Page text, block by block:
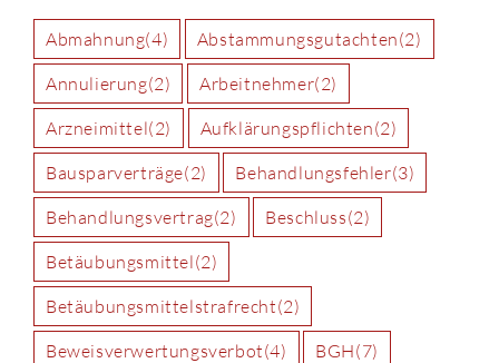
Abmahnung(4) Abstammungsgutachten(2)
Annulierung(2) Arbeitnehmer(2)
Arzneimittel(2) Aufklärungspflichten(2)
Bausparverträge(2) Behandlungsfehler(3)
Behandlungsvertrag(2) Beschluss(2)
Betäubungsmittel(2)
Betäubungsmittelstrafrecht(2)
Beweisverwertungsverbot(4) BGH(7)